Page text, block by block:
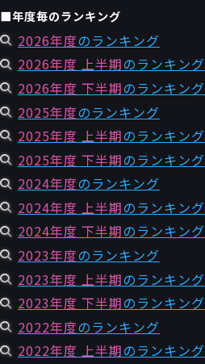
■年度毎のランキング
2026年度のランキング
2026年度 上半期のランキング
2026年度 下半期のランキング
2025年度のランキング
2025年度 上半期のランキング
2025年度 下半期のランキング
2024年度のランキング
2024年度 上半期のランキング
2024年度 下半期のランキング
2023年度のランキング
2023年度 上半期のランキング
2023年度 下半期のランキング
2022年度のランキング
2022年度 上半期のランキング